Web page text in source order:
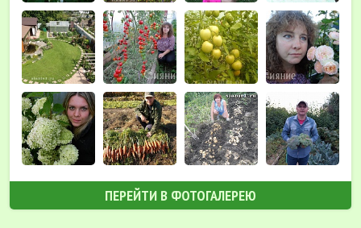
ПЕРЕЙТИ В ФОТОГАЛЕРЕЮ